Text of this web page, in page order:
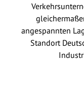
angespannten
Standort